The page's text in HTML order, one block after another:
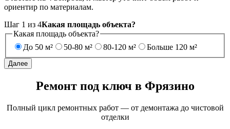
ориентир по материалам.
Шаг 1 из 4Какая площадь объекта?
Какая площадь объекта?
До 50 м²
50-80 м² 80-120 м² Больше 120 м²
Далее
Ремонт под ключ в Фрязино
Полный цикл ремонтных работ — от демонтажа до чистовой
отделки